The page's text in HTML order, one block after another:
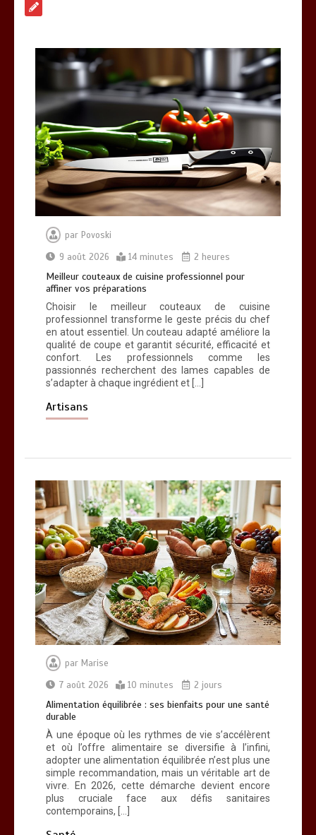
Meilleur couteaux de cuisine
professionnel pour affiner vos
préparations
14 minutes
Alimentation équilibrée : ses bienfaits
pour une santé durable
par Povoski
9 août 2026
14 minutes 2 heures
Meilleur couteaux de cuisine professionnel pour
affiner vos préparations
Choisir le meilleur couteaux de cuisine
professionnel transforme le geste précis du chef
en atout essentiel. Un couteau adapté améliore la
qualité de coupe et garantit sécurité, efficacité et
confort. Les professionnels comme les
passionnés recherchent des lames capables de
s’adapter à chaque ingrédient et […]
Artisans
par Marise
7 août 2026
10 minutes 2 jours
Alimentation équilibrée : ses bienfaits pour une santé
durable
À une époque où les rythmes de vie s’accélèrent
et où l’offre alimentaire se diversifie à l’infini,
adopter une alimentation équilibrée n’est plus une
simple recommandation, mais un véritable art de
vivre. En 2026, cette démarche devient encore
plus cruciale face aux défis sanitaires
contemporains, […]